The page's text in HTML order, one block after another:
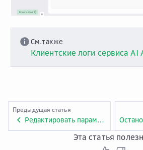
См.также
Клиентские логи сервиса AI
Предыдущая статья
Редактировать параметры агентной системы
Эта статья